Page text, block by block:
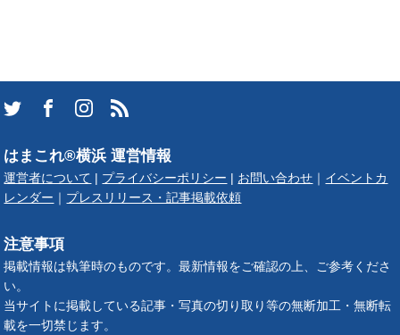
はまこれ®横浜 運営情報
運営者について | プライバシーポリシー | お問い合わせ ｜ イベントカ
レンダー ｜ プレスリリース・記事掲載依頼
注意事項
掲載情報は執筆時のものです。最新情報をご確認の上、ご参考くださ
い。
当サイトに掲載している記事・写真の切り取り等の無断加工・無断転
載を一切禁じます。